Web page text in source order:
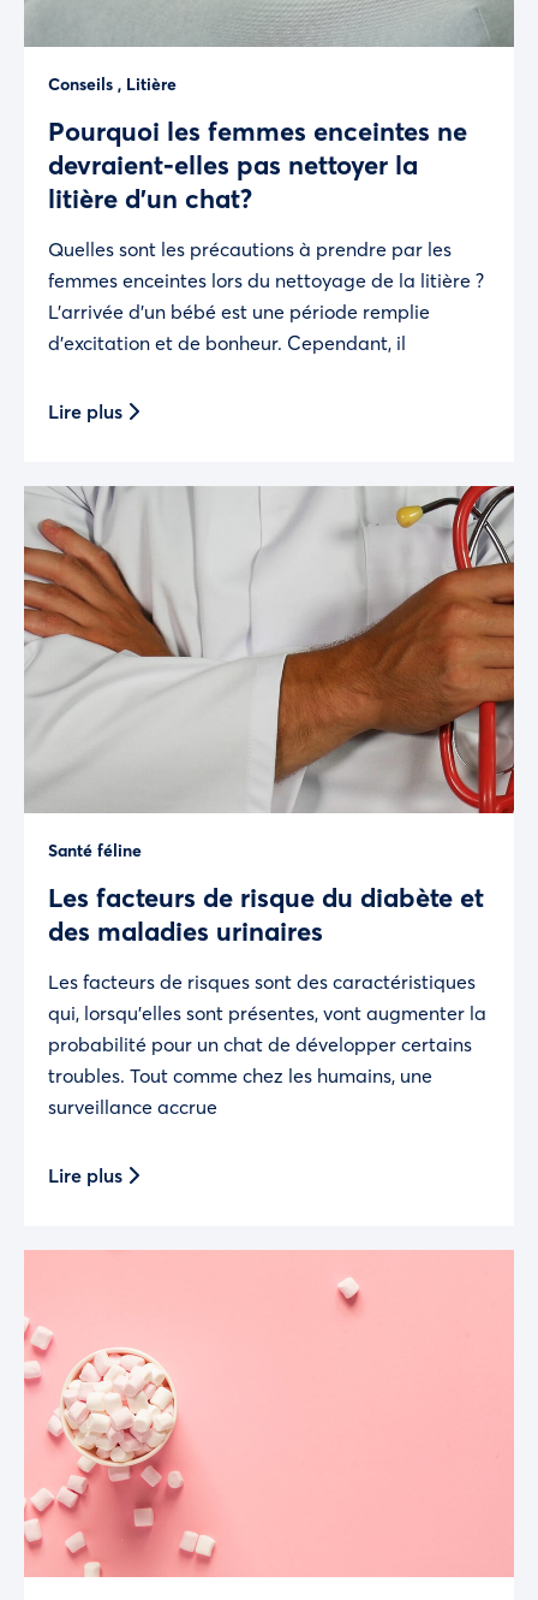
Conseils , Litière
Pourquoi les femmes enceintes ne
devraient-elles pas nettoyer la
litière d’un chat?
Quelles sont les précautions à prendre par les
femmes enceintes lors du nettoyage de la litière ?
L’arrivée d’un bébé est une période remplie
d’excitation et de bonheur. Cependant, il
Lire plus
Santé féline
Les facteurs de risque du diabète et
des maladies urinaires
Les facteurs de risques sont des caractéristiques
qui, lorsqu’elles sont présentes, vont augmenter la
probabilité pour un chat de développer certains
troubles. Tout comme chez les humains, une
surveillance accrue
Lire plus